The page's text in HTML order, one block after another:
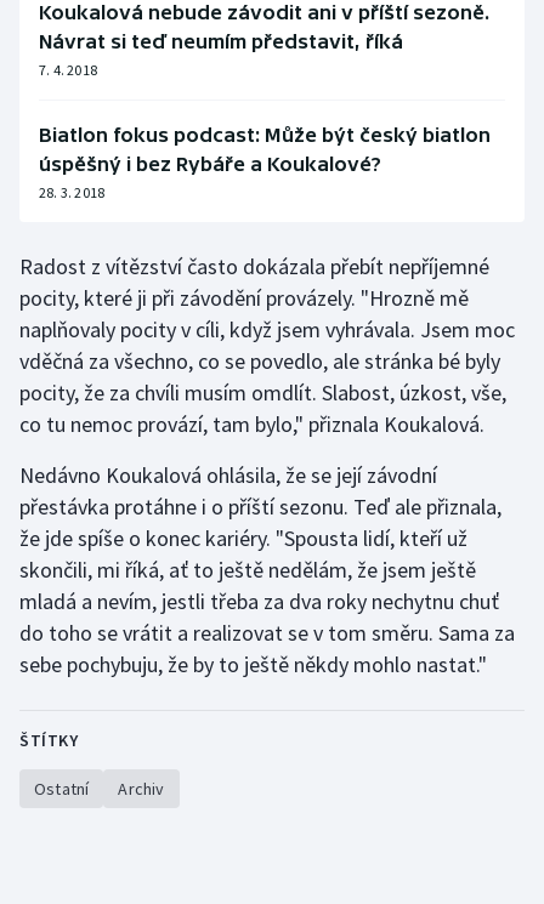
Koukalová nebude závodit ani v příští sezoně.
Návrat si teď neumím představit, říká
7. 4. 2018
Biatlon fokus podcast: Může být český biatlon
úspěšný i bez Rybáře a Koukalové?
28. 3. 2018
Radost z vítězství často dokázala přebít nepříjemné
pocity, které ji při závodění provázely. "Hrozně mě
naplňovaly pocity v cíli, když jsem vyhrávala. Jsem moc
vděčná za všechno, co se povedlo, ale stránka bé byly
pocity, že za chvíli musím omdlít. Slabost, úzkost, vše,
co tu nemoc provází, tam bylo," přiznala Koukalová.
Nedávno Koukalová ohlásila, že se její závodní
přestávka protáhne i o příští sezonu. Teď ale přiznala,
že jde spíše o konec kariéry. "Spousta lidí, kteří už
skončili, mi říká, ať to ještě nedělám, že jsem ještě
mladá a nevím, jestli třeba za dva roky nechytnu chuť
do toho se vrátit a realizovat se v tom směru. Sama za
sebe pochybuju, že by to ještě někdy mohlo nastat."
ŠTÍTKY
Ostatní Archiv